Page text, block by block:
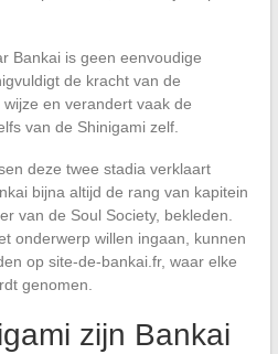
Bankai is geen eenvoudige
de kracht van de
en verandert vaak de
van de Shinigami zelf.
deze twee stadia verklaart
bijna altijd de rang van kapitein
van de Soul Society, bekleden.
onderwerp willen ingaan, kunnen
op site-de-bankai.fr, waar elke
genomen.
zijn Bankai